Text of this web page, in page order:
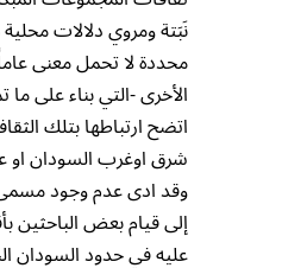
نَبَتة ومروي دلالات
محددة لا تحمل معنى
الأخرى -التي بناء على
اتضح ارتباطها بتلك
شرق اوغرب السودان او
وقد ادى عدم وجود مسمى
إلى قيام بعض الباحثين
عليه في حدود السودان